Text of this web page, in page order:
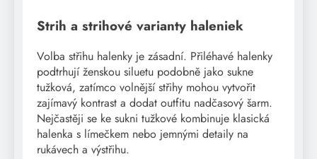
Strih a strihové varianty haleniek
Volba střihu halenky je zásadní. Přiléhavé halenky
podtrhují ženskou siluetu podobně jako sukne
tužková, zatímco volnější střihy mohou vytvořit
zajímavý kontrast a dodat outfitu nadčasový šarm.
Nejčastěji se ke sukni tužkové kombinuje klasická
halenka s límečkem nebo jemnými detaily na
rukávech a výstřihu.